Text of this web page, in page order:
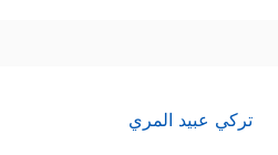
تركي عبيد المري